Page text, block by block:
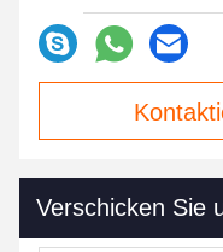
Verschicken Sie